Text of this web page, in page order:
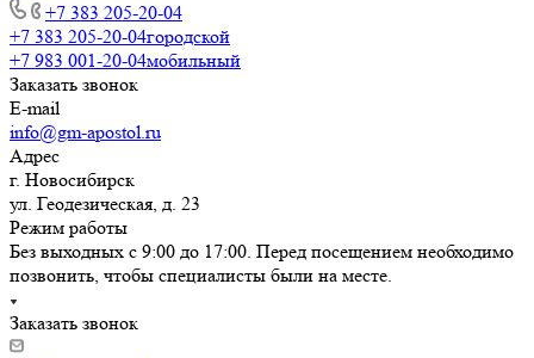
+7 383 205-20-04
+7 383 205-20-04городской
+7 983 001-20-04мобильный
Заказать звонок
E-mail
info@gm-apostol.ru
Адрес
г. Новосибирск
ул. Геодезическая, д. 23
Режим работы
Без выходных с 9:00 до 17:00. Перед посещением необходимо
позвонить, чтобы специалисты были на месте.
Заказать звонок